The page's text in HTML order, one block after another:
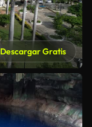
Descargar Gratis